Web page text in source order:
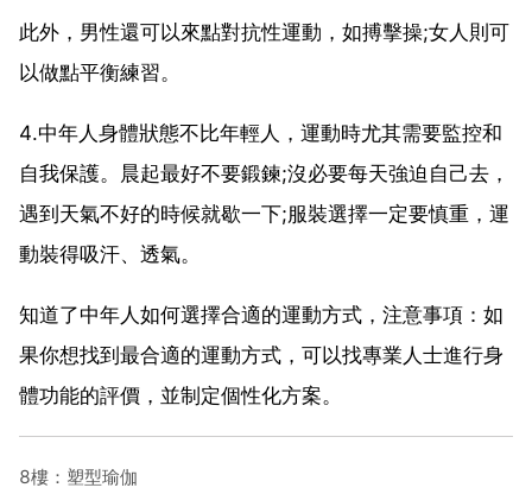
此外，男性還可以來點對抗性運動，如搏擊操;女人則可
以做點平衡練習。
4.中年人身體狀態不比年輕人，運動時尤其需要監控和
自我保護。晨起最好不要鍛鍊;沒必要每天強迫自己去，
遇到天氣不好的時候就歇一下;服裝選擇一定要慎重，運
動裝得吸汗、透氣。
知道了中年人如何選擇合適的運動方式，注意事項：如
果你想找到最合適的運動方式，可以找專業人士進行身
體功能的評價，並制定個性化方案。
8樓：塑型瑜伽